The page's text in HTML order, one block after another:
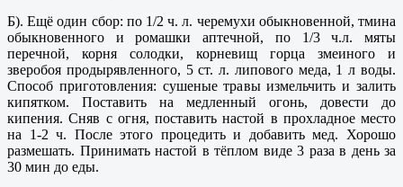
Б). Ещё один сбор: по 1/2 ч. л. черемухи обыкновенной, тмина
обыкновенного и ромашки аптечной, по 1/3 ч.л. мяты
перечной, корня солодки, корневищ горца змеиного и
зверобоя продырявленного, 5 ст. л. липового меда, 1 л воды.
Способ приготовления: сушеные травы измельчить и залить
кипятком. Поставить на медленный огонь, довести до
кипения. Сняв с огня, поставить настой в прохладное место
на 1-2 ч. После этого процедить и добавить мед. Хорошо
размешать. Принимать настой в тёплом виде 3 раза в день за
30 мин до еды.